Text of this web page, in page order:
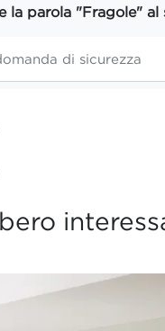
la parola "Fragole" al